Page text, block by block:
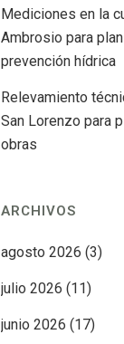
Mediciones en la
Ambrosio para
prevención hídrica
Relevamiento
San Lorenzo para
obras
ARCHIVOS
agosto 2026 (3)
julio 2026 (11)
junio 2026 (17)